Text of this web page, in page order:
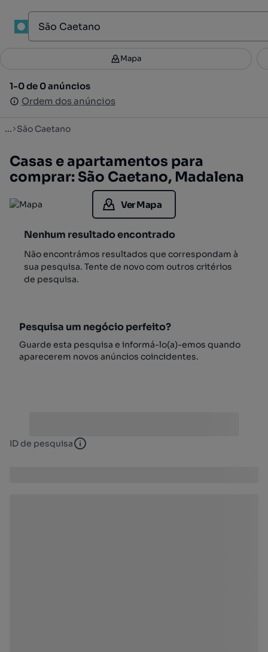
Filtros 1
1-0 de 0 anúncios
Ordem dos anúncios
Mapa
1-0 de 0 anúncios
Ordem dos anúncios
... São Caetano
Casas e apartamentos para
comprar: São Caetano, Madalena
Ver Mapa
Nenhum resultado encontrado
Não encontrámos resultados que correspondam à
sua pesquisa. Tente de novo com outros critérios
de pesquisa.
Pesquisa um negócio perfeito?
Guarde esta pesquisa e informá-lo(a)-emos quando
aparecerem novos anúncios coincidentes.
ID de pesquisa ID de pesquisa